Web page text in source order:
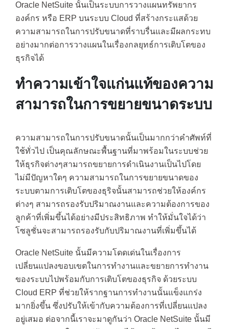
Oracle NetSuite นั้นเป็นระบบการวางแผนทรัพยากร
องค์กร หรือ ERP บนระบบ Cloud ที่สร้างกระแสด้วย
ความสามารถในการปรับขนาดที่ราบรื่นและมีผลกระทบ
อย่างมากต่อการวางแผนในเรื่องกลยุทธ์การเติบโตของ
ธุรกิจได้
ทำความเข้าใจแก่นแท้ของความ
สามารถในการขยายขนาดระบบ
ความสามารถในการปรับขนาดนั้นเป็นมากกว่าคำศัพท์ที่
ใช้ทั่วไป เป็นคุณลักษณะพื้นฐานที่มาพร้อมในระบบช่วย
ให้ธุรกิจต่างๆสามารถขยายการดำเนินงานเป็นไปโดย
ไม่มีปัญหาใดๆ ความสามารถในการขยายขนาดของ
ระบบตามการเติบโตของธุริจนั้นสามารถช่วยให้องค์กร
ต่างๆ สามารถรองรับปริมาณงานและความต้องการของ
ลูกค้าที่เพิ่มขึ้นได้อย่างมีประสิทธิภาพ ทำให้มั่นใจได้ว่า
โซลูชั่นจะสามารถรองรับกับปริมาณงานที่เพิ่มขึ้นได้
Oracle NetSuite นั้นมีความโดดเด่นในเรื่องการ
เปลี่ยนแปลงขอบเขตในการทำงานและขยายการทำงาน
ของระบบไปพร้อมกับการเติบโตของธุรกิจ ด้วยระบบ
Cloud ERP ที่ช่วยให้รากฐานการทำงานนั้นแข็งแกร่ง
มากยิ่งขึ้น ซึ่งปรับให้เข้ากับความต้องการที่เปลี่ยนแปลง
อยู่เสมอ ต่อจากนี้เราจะมาดูกันว่า Oracle NetSuite นั้นมี